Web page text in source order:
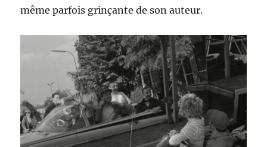
même parfois grinçante de son auteur.